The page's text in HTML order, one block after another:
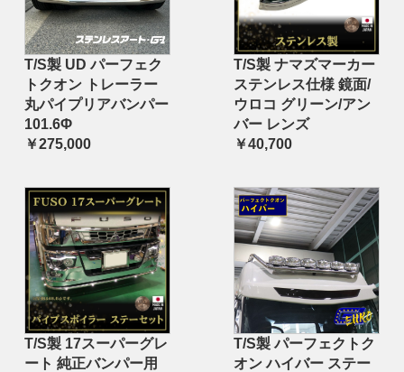
T/S製 UD パーフェク
トクオン トレーラー
丸パイプリアバンパー
101.6Φ
￥275,000
T/S製 ナマズマーカー
ステンレス仕様 鏡面/
ウロコ グリーン/アン
バー レンズ
￥40,700
T/S製 17スーパーグレ
ート 純正バンパー用
T/S製 パーフェクトク
オン ハイバー ステー